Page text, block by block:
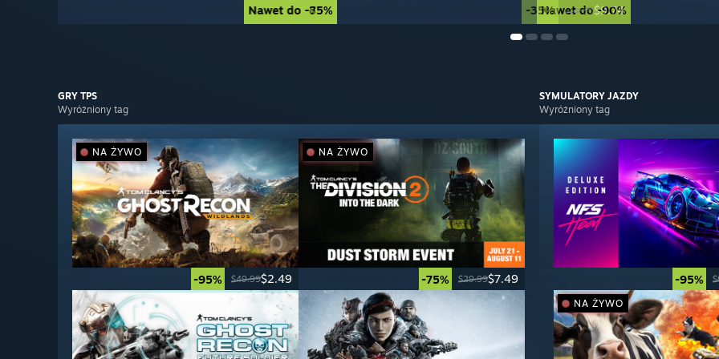
Nawet do -85% Nawet do -90%
Nawet do -75% -35% $14.99$9.74
GRY TPS
Wyróżniony tag
-95% $49.99$2.49
NA ŻYWO
-75% $29.99$7.49
NA ŻYWO
SYMULATORY JAZDY
Wyróżniony tag
-95%
NA ŻYWO